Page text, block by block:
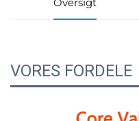
VORES FORDELE